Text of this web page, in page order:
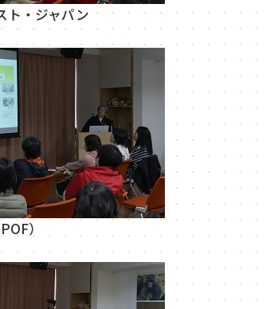
ト・ジャパン
）